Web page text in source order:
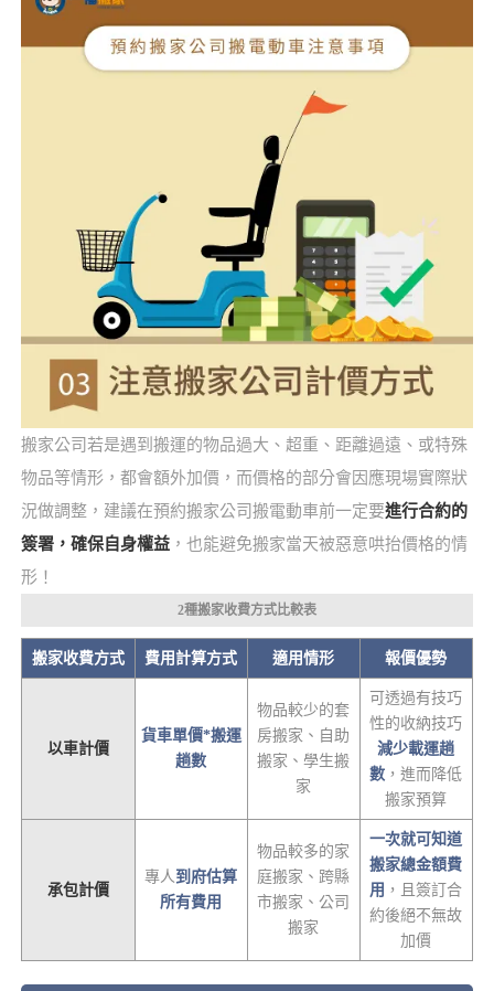
搬家公司若是遇到搬運的物品過大、超重、距離過遠、或特殊
物品等情形，都會額外加價，而價格的部分會因應現場實際狀
況做調整，建議在預約搬家公司搬電動車前一定要進行合約的
簽署，確保自身權益，也能避免搬家當天被惡意哄抬價格的情
形！
2種搬家收費方式比較表
搬家收費方式 費用計算方式 適用情形 報價優勢
以車計價
貨車單價*搬運
趟數
物品較少的套
房搬家、自助
搬家、學生搬
家
可透過有技巧
性的收納技巧
減少載運趟
數 ，進而降低
搬家預算
承包計價
專人到府估算
所有費用
物品較多的家
庭搬家、跨縣
市搬家、公司
搬家
一次就可知道
搬家總金額費
用 ，且簽訂合
約後絕不無故
加價